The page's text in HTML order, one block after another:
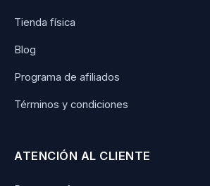
Tienda física
Blog
Programa de afiliados
Términos y condiciones
ATENCIÓN AL CLIENTE